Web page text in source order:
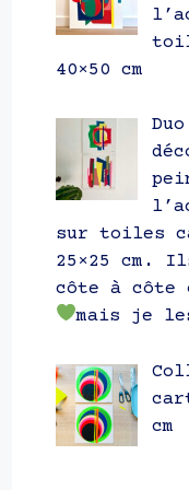
40×50 cm
sur toiles
25×25 cm.
côte à côte
mais je
cm